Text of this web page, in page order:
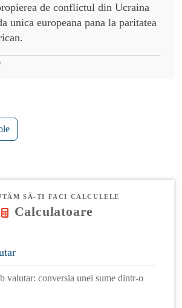
de conflictul din Ucraina
unica europeana pana la paritatea
SĂ-ȚI FACI CALCULELE
Calculatoare
valutar: conversia unei sume dintr-o